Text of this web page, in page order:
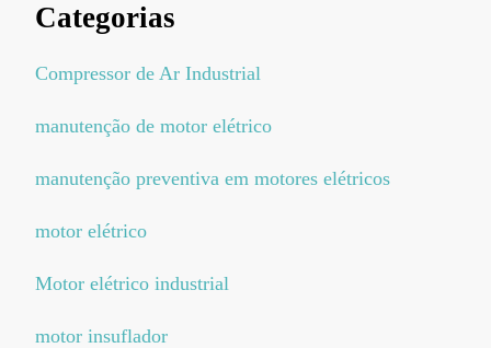
Categorias
Compressor de Ar Industrial
manutenção de motor elétrico
manutenção preventiva em motores elétricos
motor elétrico
Motor elétrico industrial
motor insuflador